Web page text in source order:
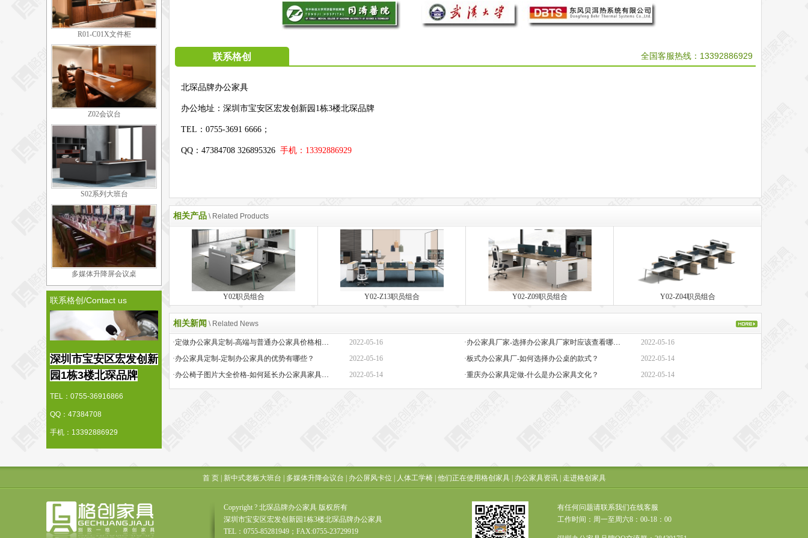
R01-C01X文件柜
Z02会议台
S02系列大班台
多媒体升降屏会议桌
联系格创/Contact us
深圳市宝安区宏发创新
园1栋3楼北琛品牌
TEL：0755-36916866
QQ：47384708
手机：13392886929
联系格创 全国客服热线： 13392886929
北琛品牌办公家具
办公地址： 深圳市宝安区宏发创新园1栋3楼北琛品牌
TEL：0755-3691 6666；
QQ：47384708 326895326 手机：13392886929
相关产品 \ Related Products
Y02职员组合 Y02-Z13职员组合 Y02-Z09职员组合 Y02-Z04职员组合
相关新闻 \ Related News
·定做办公家具定制-高端与普通办公家具价格相差巨大的原因是什么？ 2022-05-16 ·办公家具厂家-选择办公家具厂家时应该查看哪些方面？
2022-05-16
·办公家具定制-定制办公家具的优势有哪些？
2022-05-16 ·板式办公家具厂-如何选择办公桌的款式？
2022-05-14
·办公椅子图片大全价格-如何延长办公家具家具的保质期？
2022-05-14 ·重庆办公家具定做-什么是办公家具文化？ 2022-05-14
首 页| 新中式老板大班台 多媒体升降会议台 办公屏风卡位 人体工学椅| 他们正在使用格创家具| 办公家具资讯| 走进格创家具
Copyright ? 北琛品牌办公家具 版权所有
深圳市宝安区宏发创新园1栋3楼北琛品牌办公家具
TEL：0755-85281949；FAX:0755-23729919
有任何问题请联系我们在线客服
工作时间：周一至周六8：00-18：00